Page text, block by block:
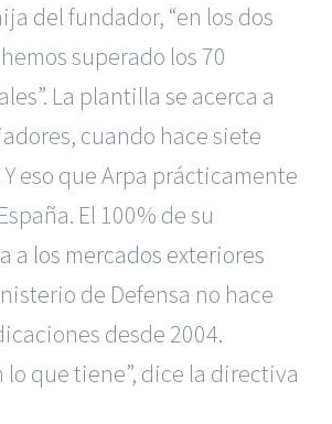
del fundador, “en los dos
superado los 70
La plantilla se acerca a
cuando hace siete
Y eso que Arpa prácticamente
El 100% de su
a los mercados exteriores
de Defensa no hace
desde 2004.
lo que tiene”, dice la directiva